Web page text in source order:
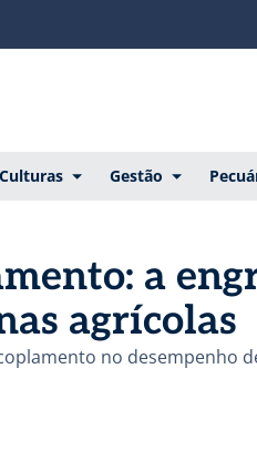
Culturas Gestão
a
agrícolas
no desempenho